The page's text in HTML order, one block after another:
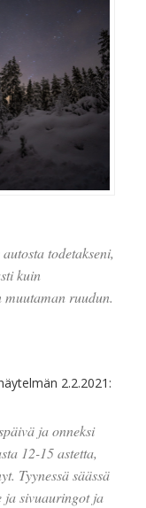
todetakseni,
kuin
ruudun.
2.2.2021:
ja onneksi
12-15 astetta,
Tyynessä säässä
ja sivuauringot ja